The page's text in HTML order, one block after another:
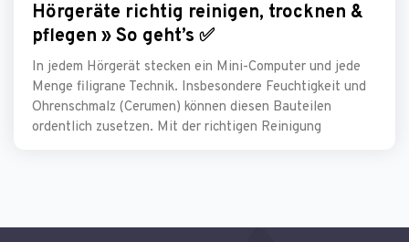
Hörgeräte richtig reinigen, trocknen &
pflegen » So geht’s ✅
In jedem Hörgerät stecken ein Mini-Computer und jede
Menge filigrane Technik. Insbesondere Feuchtigkeit und
Ohrenschmalz (Cerumen) können diesen Bauteilen
ordentlich zusetzen. Mit der richtigen Reinigung